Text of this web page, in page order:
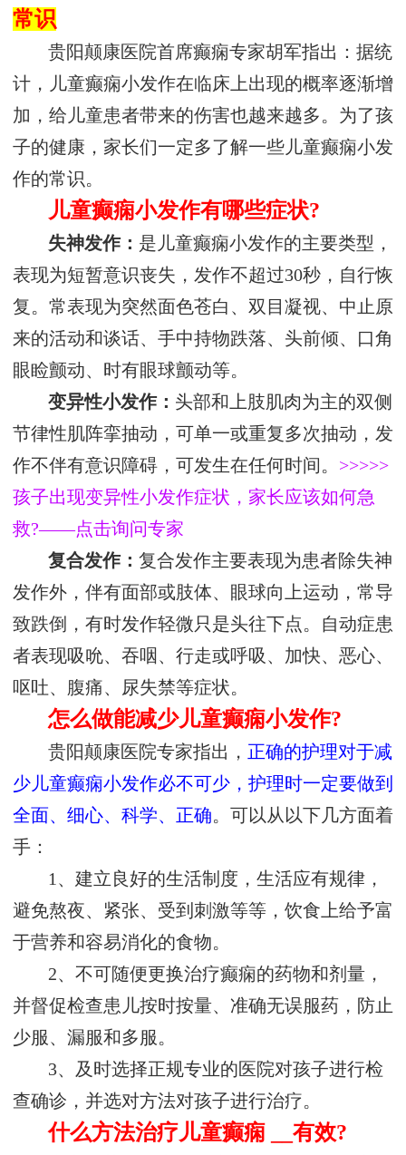
常识
贵阳颠康医院首席癫痫专家胡军指出：据统
计，儿童癫痫小发作在临床上出现的概率逐渐增
加，给儿童患者带来的伤害也越来越多。为了孩
子的健康，家长们一定多了解一些儿童癫痫小发
作的常识。
儿童癫痫小发作有哪些症状?
失神发作： 是儿童癫痫小发作的主要类型，
表现为短暂意识丧失，发作不超过30秒，自行恢
复。常表现为突然面色苍白、双目凝视、中止原
来的活动和谈话、手中持物跌落、头前倾、口角
眼睑颤动、时有眼球颤动等。
变异性小发作： 头部和上肢肌肉为主的双侧
节律性肌阵挛抽动，可单一或重复多次抽动，发
作不伴有意识障碍，可发生在任何时间。 >>>>>
孩子出现变异性小发作症状，家长应该如何急
救?——点击询问专家
复合发作：复合发作主要表现为患者除失神
发作外，伴有面部或肢体、眼球向上运动，常导
致跌倒，有时发作轻微只是头往下点。自动症患
者表现吸吮、吞咽、行走或呼吸、加快、恶心、
呕吐、腹痛、尿失禁等症状。
怎么做能减少儿童癫痫小发作?
贵阳颠康医院专家指出， 正确的护理对于减
少儿童癫痫小发作必不可少，护理时一定要做到
全面、细心、科学、正确。可以从以下几方面着
手：
1、建立良好的生活制度，生活应有规律，
避免熬夜、紧张、受到刺激等等，饮食上给予富
于营养和容易消化的食物。
2、不可随便更换治疗癫痫的药物和剂量，
并督促检查患儿按时按量、准确无误服药，防止
少服、漏服和多服。
3、及时选择正规专业的医院对孩子进行检
查确诊，并选对方法对孩子进行治疗。
什么方法治疗儿童癫痫 __有效?